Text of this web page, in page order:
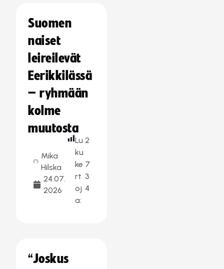
Suomen
naiset
leireilevät
Eerikkilässä
– ryhmään
kolme
muutosta
Mika
Hilska
24.07.
2026
Lu
ku
ke
rt
oj
a:
2
7
3
4
“Joskus